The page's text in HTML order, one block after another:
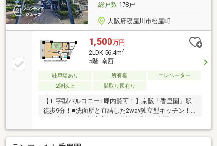
総戸数178戸
大阪府寝屋川市松屋町
1,500万円
2LDK 56.4m2
5階 南西
駐車場あり 所有権
エレベーター
2階以上
間取り図有り
【Ｌ字型バルコニー+即内覧可！】京阪「香里園」駅
徒歩9分！■洗面所と直結した2way独立型キッチン！■
南西向きにつき採光良好！自然と明るい空間になりま
す■スーパーやコンビニが徒歩約5分圏内